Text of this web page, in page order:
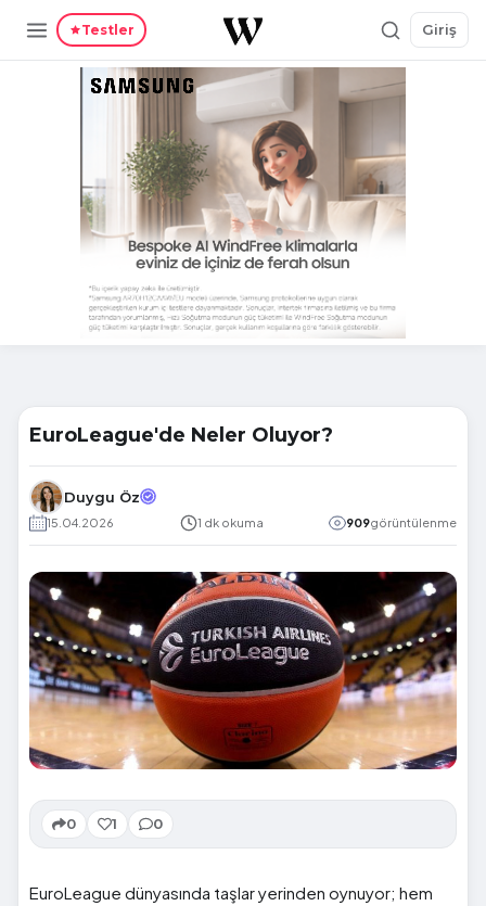
Testler Giriş
EuroLeague'de Neler Oluyor?
Duygu Öz
15.04.2026 1 dk okuma 909görüntülenme
0 1 0
EuroLeague dünyasında taşlar yerinden oynuyor; hem